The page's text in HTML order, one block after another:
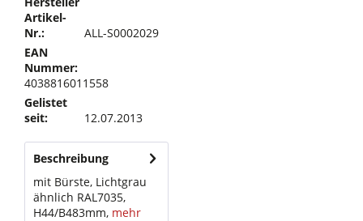
Artikel-
Nr.:
ALL-S0002029
EAN
Nummer:
4038816011558
Gelistet
seit:
12.07.2013
Beschreibung
mit Bürste, Lichtgrau
ähnlich RAL7035,
H44/B483mm, mehr